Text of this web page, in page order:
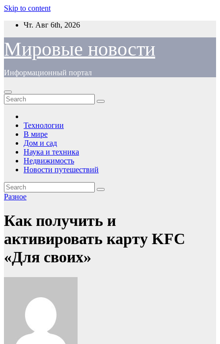
Skip to content
Чт. Авг 6th, 2026
Мировые новости
Информационный портал
Технологии
В мире
Дом и сад
Наука и техника
Недвижимость
Новости путешествий
Разное
Как получить и
активировать карту KFC
«Для своих»